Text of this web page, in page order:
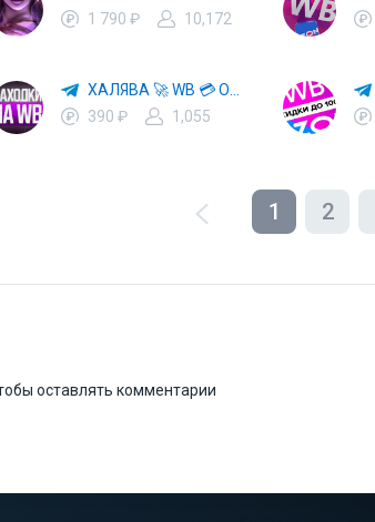
1 790 ₽
10,172
390 ₽
1,055
1 2
оставлять комментарии